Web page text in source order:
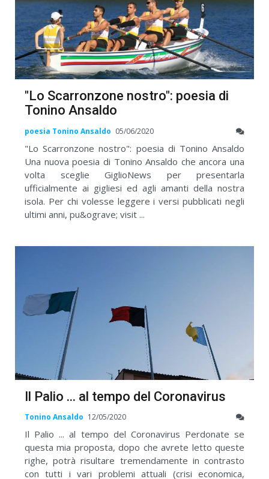
"Lo Scarronzone nostro": poesia di
Tonino Ansaldo
poesia Tonino Ansaldo 05/06/2020
"Lo Scarronzone nostro": poesia di Tonino Ansaldo
Una nuova poesia di Tonino Ansaldo che ancora una
volta sceglie GiglioNews per presentarla
ufficialmente ai gigliesi ed agli amanti della nostra
isola. Per chi volesse leggere i versi pubblicati negli
ultimi anni, pu&ograve; visit ...
Il Palio ... al tempo del Coronavirus
Tonino Ansaldo 12/05/2020
Il Palio ... al tempo del Coronavirus Perdonate se
questa mia proposta, dopo che avrete letto queste
righe, potrà risultare tremendamente in contrasto
con tutti i vari problemi attuali (crisi economica,